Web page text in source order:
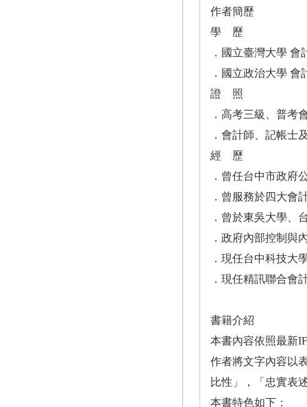
作者簡歷
學 歷
．國立臺灣大學 會
．國立政治大學 會
證 照
．高考三級、普考
．會計師、記帳士
經 歷
．曾任台中市政府
．曾服務於四大會
．曾於東吳大學、
．政府內部控制與
．現任台中科技大
．現任精訊聯合會
書籍介紹
本書內容依照最新
作者將文字內容以
比性」，「忠實表
本書特色如下：